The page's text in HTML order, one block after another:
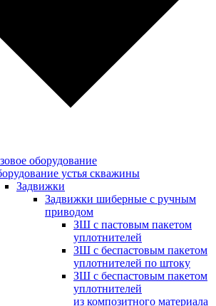
оборудование
устья скважины
Задвижки
Задвижки шиберные с ручным
приводом
ЗШ с пастовым пакетом
уплотнителей
ЗШ с беспастовым пакетом
уплотнителей по штоку
ЗШ с беспастовым пакетом
уплотнителей
из композитного материала